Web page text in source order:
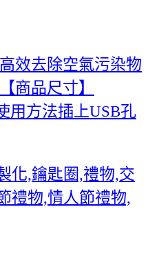
效去除空氣污染物
商品尺寸】
用方法插上USB孔
化,鑰匙圈,禮物,交
禮物,情人節禮物,